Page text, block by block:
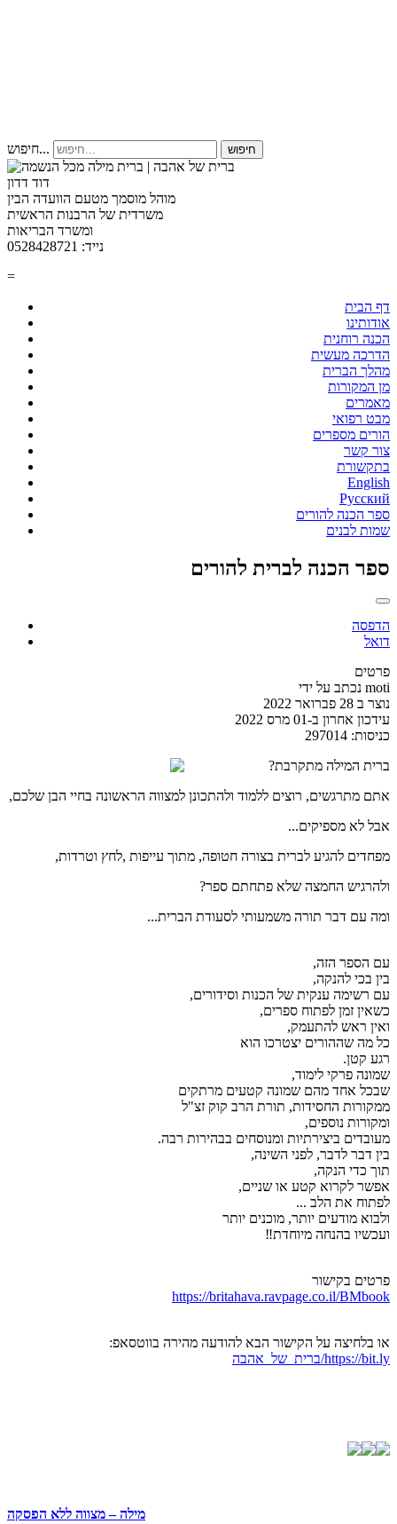
חיפוש... חיפוש
דוד דדון
מוהל מוסמך מטעם הוועדה הבין
משרדית של הרבנות הראשית
ומשרד הבריאות
נייד: 0528428721
=
דף הבית
אודותינו
הכנה רוחנית
הדרכה מעשית
מהלך הברית
מן המקורות
מאמרים
מבט רפואי
הורים מספרים
צור קשר
בתקשורת
English
Русский
ספר הכנה להורים
שמות לבנים
ספר הכנה לברית להורים
הדפסה
דואל
פרטים
moti
נוצר ב 28 פברואר 2022
עידכון אחרון ב-01 מרס 2022
כניסות: 297014
ברית המילה מתקרבת?
אתם מתרגשים, רוצים ללמוד ולהתכונן למצווה הראשונה בחיי הבן שלכם,
אבל לא מספיקים...
מפחדים להגיע לברית בצורה חטופה, מתוך עייפות ,לחץ וטרדות,
ולהרגיש החמצה שלא פתחתם ספר?
ומה עם דבר תורה משמעותי לסעודת הברית...
עם הספר הזה,
בין בכי להנקה,
עם רשימה ענקית של הכנות וסידורים,
כשאין זמן לפתוח ספרים,
ואין ראש להתעמק,
כל מה שההורים יצטרכו הוא
רגע קטן.
שמונה פרקי לימוד,
שבכל אחד מהם שמונה קטעים מרתקים
ממקורות החסידות, תורת הרב קוק זצ"ל
ומקורות נוספים,
מעובדים ביצירתיות ומנוסחים בבהירות רבה.
בין דבר לדבר, לפני השינה,
תוך כדי הנקה,
אפשר לקרוא קטע או שניים,
לפתוח את הלב ...
ולבוא מודעים יותר, מוכנים יותר
ועכשיו בהנחה מיוחדת‼️
פרטים בקישור
https://britahava.ravpage.co.il/BMbook
או בלחיצה על הקישור הבא להודעה מהירה בווטסאפ:
https://bit.ly/ברית_של_אהבה
מילה – מצווה ללא הפסקה